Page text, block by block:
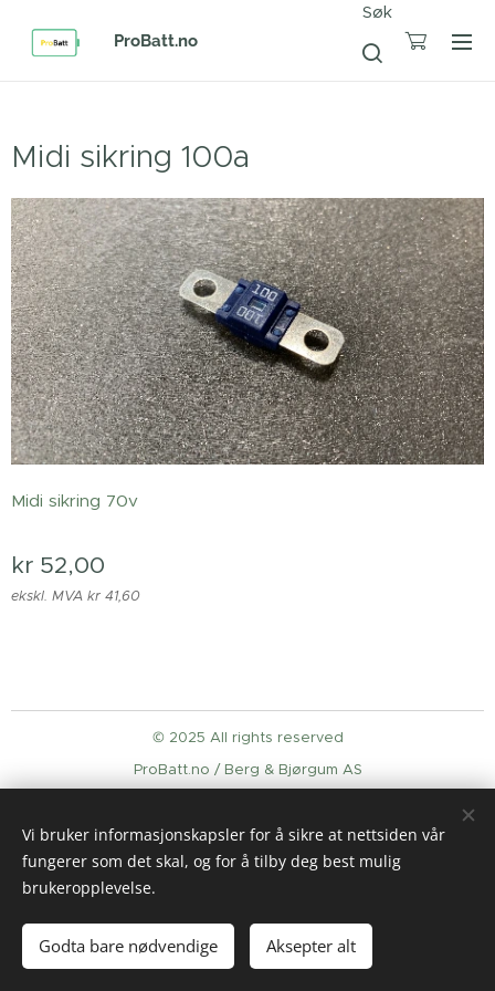
ProBatt.no
Søk
Midi sikring 100a
Midi sikring 70v
kr 52,00
ekskl. MVA kr 41,60
Legg til i handlekurven
© 2025 All rights reserved
ProBatt.no / Berg & Bjørgum AS
Språk
English
Norsk
Vi bruker informasjonskapsler for å sikre at nettsiden vår
fungerer som det skal, og for å tilby deg best mulig
brukeropplevelse.
Godta bare nødvendige Aksepter alt